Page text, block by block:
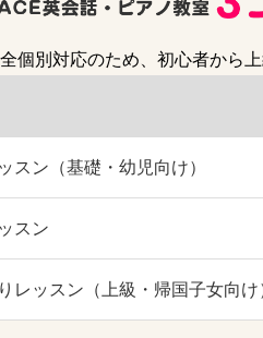
個別対応のため、初心者から上
スン（基礎・幼児向け）
スン
レッスン（上級・帰国子女向け